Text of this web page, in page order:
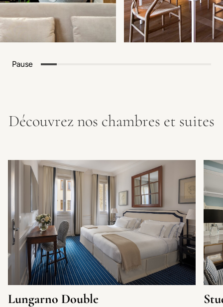
Pause
Découvrez nos chambres et suites
Lungarno Double